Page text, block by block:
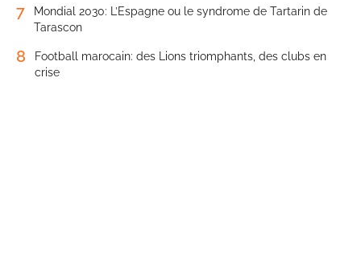
7
Mondial 2030: L’Espagne ou le syndrome de Tartarin de
Tarascon
8
Football marocain: des Lions triomphants, des clubs en
crise